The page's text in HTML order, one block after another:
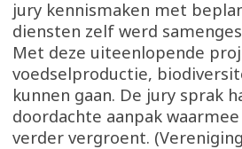
jury kennismaken met
diensten zelf werd
Met deze uiteenlopende
voedselproductie,
kunnen gaan. De jury sprak
doordachte aanpak
verder vergroent.